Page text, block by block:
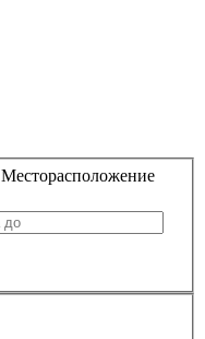
Месторасположение